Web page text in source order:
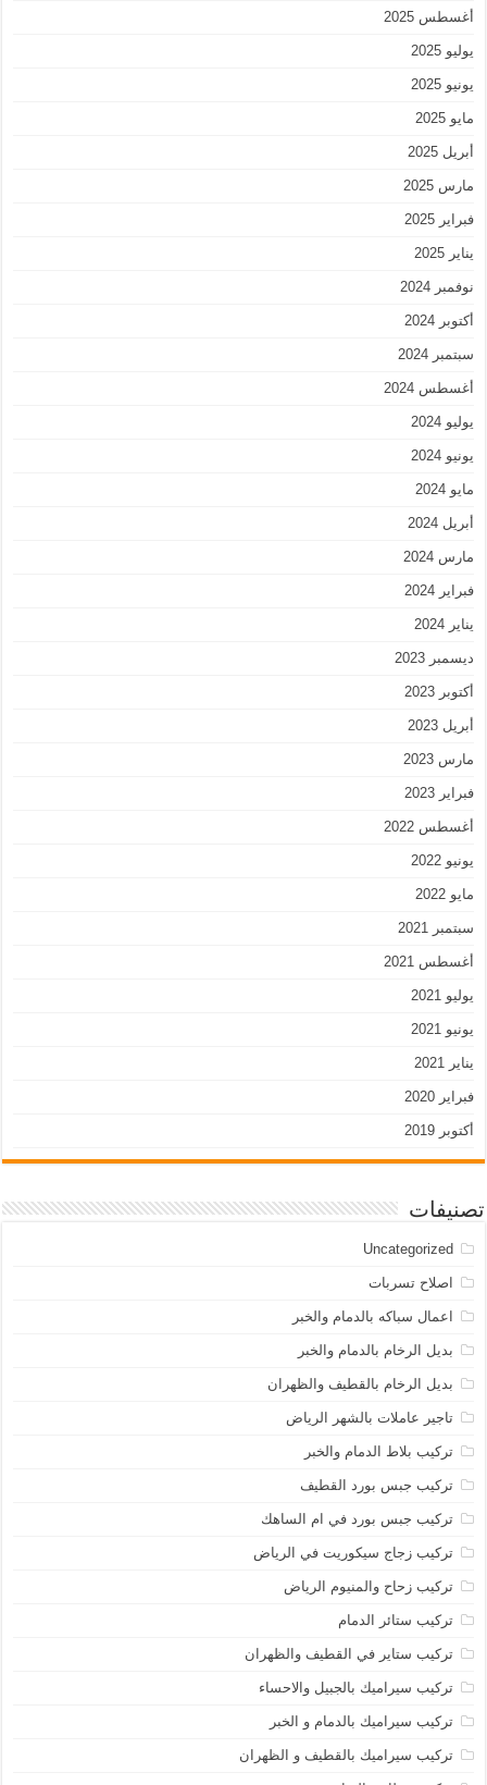
أغسطس 2025
يوليو 2025
يونيو 2025
مايو 2025
أبريل 2025
مارس 2025
فبراير 2025
يناير 2025
نوفمبر 2024
أكتوبر 2024
سبتمبر 2024
أغسطس 2024
يوليو 2024
يونيو 2024
مايو 2024
أبريل 2024
مارس 2024
فبراير 2024
يناير 2024
ديسمبر 2023
أكتوبر 2023
أبريل 2023
مارس 2023
فبراير 2023
أغسطس 2022
يونيو 2022
مايو 2022
سبتمبر 2021
أغسطس 2021
يوليو 2021
يونيو 2021
يناير 2021
فبراير 2020
أكتوبر 2019
تصنيفات
Uncategorized
اصلاح تسربات
اعمال سباكه بالدمام والخبر
بديل الرخام بالدمام والخبر
بديل الرخام بالقطيف والظهران
تاجير عاملات بالشهر الرياض
تركيب بلاط الدمام والخبر
تركيب جبس بورد القطيف
تركيب جبس بورد في ام الساهك
تركيب زجاج سيكوريت في الرياض
تركيب زحاح والمنيوم الرياض
تركيب ستائر الدمام
تركيب ستاير في القطيف والظهران
تركيب سيراميك بالجبيل والاحساء
تركيب سيراميك بالدمام و الخبر
تركيب سيراميك بالقطيف و الظهران